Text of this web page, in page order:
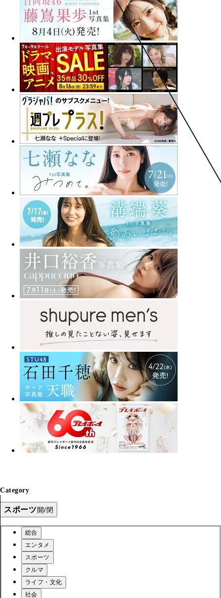
Category
スポーツ開/閉
総合
エンタメ
スポーツ
クルマ
ライフ・文化
社会